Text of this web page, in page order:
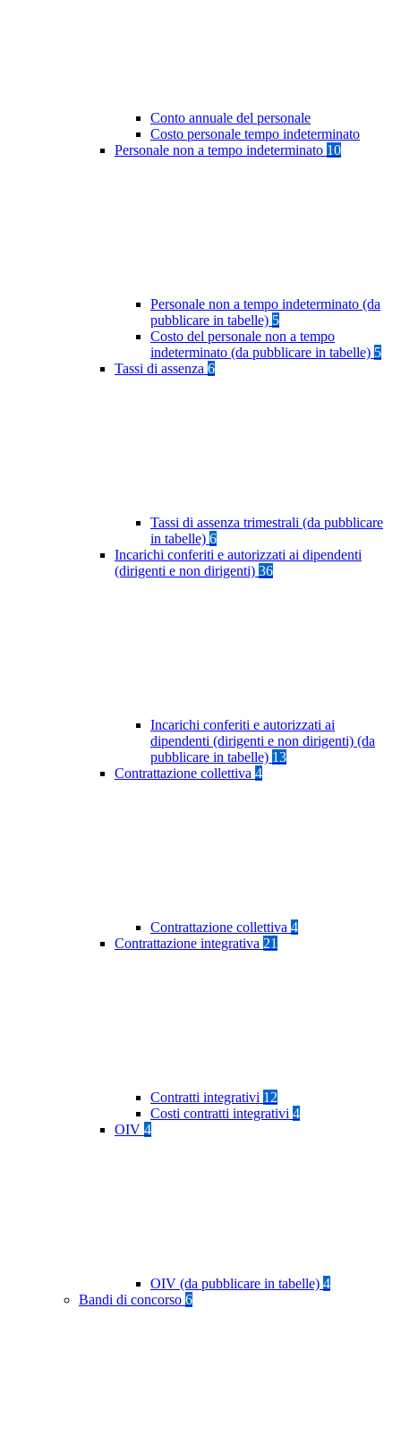
Conto annuale del personale
Costo personale tempo indeterminato
Personale non a tempo indeterminato 10
Personale non a tempo indeterminato (da
pubblicare in tabelle) 5
Costo del personale non a tempo
indeterminato (da pubblicare in tabelle) 5
Tassi di assenza 6
Tassi di assenza trimestrali (da pubblicare
in tabelle) 6
Incarichi conferiti e autorizzati ai dipendenti
(dirigenti e non dirigenti) 36
Incarichi conferiti e autorizzati ai
dipendenti (dirigenti e non dirigenti) (da
pubblicare in tabelle) 13
Contrattazione collettiva 4
Contrattazione collettiva 4
Contrattazione integrativa 21
Contratti integrativi 12
Costi contratti integrativi 4
OIV 4
OIV (da pubblicare in tabelle) 4
Bandi di concorso 6